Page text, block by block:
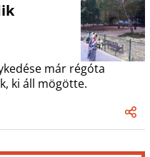
már régóta
ki áll mögötte.